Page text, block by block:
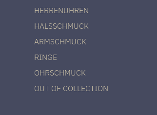
HERRENUHREN
HALSSCHMUCK
ARMSCHMUCK
RINGE
OHRSCHMUCK
OUT OF COLLECTION